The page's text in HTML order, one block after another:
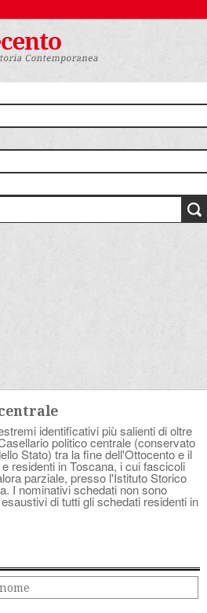
identificativi più salienti di oltre
politico centrale (conservato
Stato) tra la fine dell'Ottocento e il
residenti in Toscana, i cui fascicoli
parziale, presso l'Istituto Storico
I nominativi schedati non sono
di tutti gli schedati residenti in